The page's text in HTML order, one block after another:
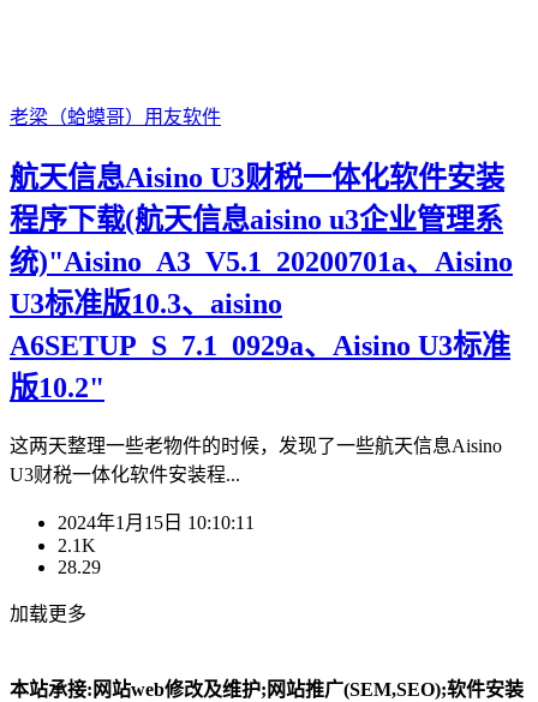
老梁（蛤蟆哥） 用友软件
航天信息Aisino U3财税一体化软件安装
程序下载(航天信息aisino u3企业管理系
统)"Aisino_A3_V5.1_20200701a、Aisino
U3标准版10.3、aisino
A6SETUP_S_7.1_0929a、Aisino U3标准
版10.2"
这两天整理一些老物件的时候，发现了一些航天信息Aisino
U3财税一体化软件安装程...
2024年1月15日 10:10:11
2.1K
28.29
加载更多
本站承接:网站web修改及维护;网站推广(SEM,SEO);软件安装